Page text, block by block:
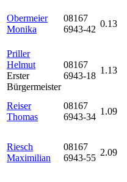
Obermeier
Monika
08167
6943-42
0.13
Priller
Helmut
Erster
Bürgermeister
08167
6943-18
1.13
Reiser
Thomas
08167
6943-34
1.09
Riesch
Maximilian
08167
6943-55
2.09